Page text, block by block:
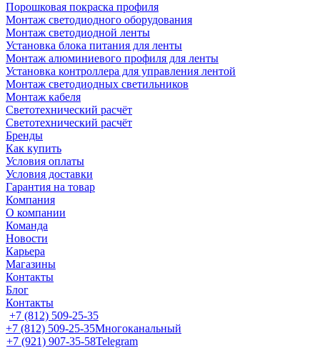
Порошковая покраска профиля
Монтаж светодиодного оборудования
Монтаж светодиодной ленты
Установка блока питания для ленты
Монтаж алюминиевого профиля для ленты
Установка контроллера для управления лентой
Монтаж светодиодных светильников
Монтаж кабеля
Светотехнический расчёт
Светотехнический расчёт
Бренды
Как купить
Условия оплаты
Условия доставки
Гарантия на товар
Компания
О компании
Команда
Новости
Карьера
Магазины
Контакты
Блог
Контакты
+7 (812) 509-25-35
+7 (812) 509-25-35Многоканальный
+7 (921) 907-35-58Telegram